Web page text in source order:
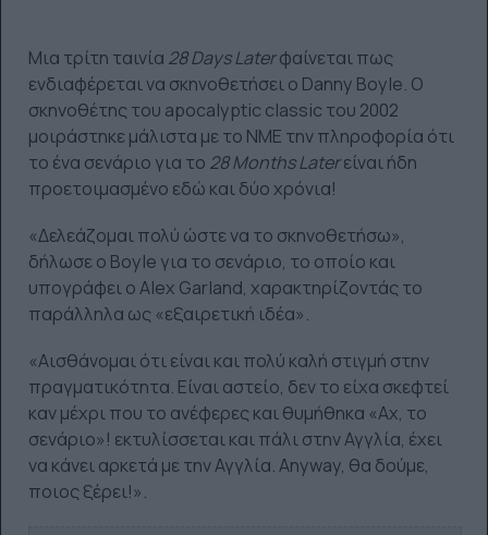
Μια τρίτη ταινία 28DaysLaterφαίνεται πως
ενδιαφέρεται να σκηνοθετήσει ο Danny Boyle. Ο
σκηνοθέτης του apocalyptic classic του 2002
μοιράστηκε μάλιστα με το NME την πληροφορία ότι
το ένα σενάριο για το 28MonthsLaterείναι ήδη
προετοιμασμένο εδώ και δύο χρόνια!
«Δελεάζομαι πολύ ώστε να το σκηνοθετήσω»,
δήλωσε ο Boyle για το σενάριο, το οποίο και
υπογράφει ο Alex Garland, χαρακτηρίζοντάς το
παράλληλα ως «εξαιρετική ιδέα».
«Αισθάνομαι ότι είναι και πολύ καλή στιγμή στην
πραγματικότητα. Είναι αστείο, δεν το είχα σκεφτεί
καν μέχρι που το ανέφερες και θυμήθηκα «Αχ, το
σενάριο»! εκτυλίσσεται και πάλι στην Αγγλία, έχει
να κάνει αρκετά με την Αγγλία. Anyway, θα δούμε,
ποιος ξέρει!».